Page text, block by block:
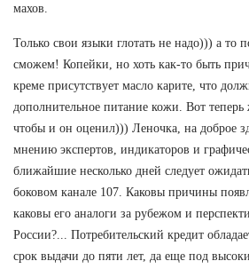
махов.
Только свои языки глотать не надо))) а то
сможем! Копейки, но хоть как-то быть
креме присутствует масло карите, что
дополнительное питание кожи. Вот
чтобы и он оценил))) Леночка, на доброе
мнению экспертов, индикаторов и
ближайшие несколько дней следует
боковом канале 107. Каковы причины
каковы его аналоги за рубежом и
России?... Потребительский кредит
срок выдачи до пяти лет, да еще под